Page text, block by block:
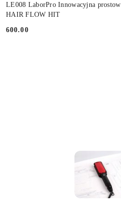
LE008 LaborPro Innowacyjna
HAIR FLOW HIT
Cena:
600.00